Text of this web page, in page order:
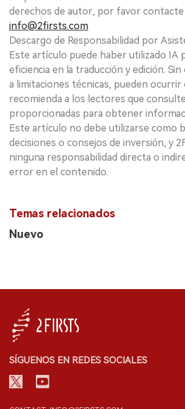
derechos de autor, por favor contacte
info@2firsts.com
Descargo de Responsabilidad por
Este artículo puede haber utilizado IA
eficiencia en la traducción y edición.
a limitaciones técnicas, pueden ocurrir
recomienda a los lectores que
proporcionadas para obtener
Este artículo no debe utilizarse como
decisiones o consejos de inversión, y
ninguna responsabilidad directa o
error en el contenido.
Temas relacionados
Nuevo
SÍGUENOS EN REDES SOCIALES